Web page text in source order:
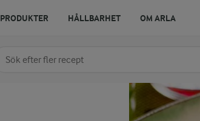
Sök på kategori eller ingrediens
PRODUKTER HÅLLBARHET OM ARLA